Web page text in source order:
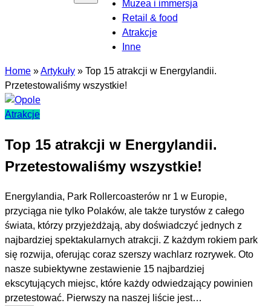
Muzea i immersja
Retail & food
Atrakcje
Inne
Home »Artykuły » Top 15 atrakcji w Energylandii.
Przetestowaliśmy wszystkie!
Atrakcje
Top 15 atrakcji w Energylandii.
Przetestowaliśmy wszystkie!
Energylandia, Park Rollercoasterów nr 1 w Europie,
przyciąga nie tylko Polaków, ale także turystów z całego
świata, którzy przyjeżdżają, aby doświadczyć jednych z
najbardziej spektakularnych atrakcji. Z każdym rokiem park
się rozwija, oferując coraz szerszy wachlarz rozrywek. Oto
nasze subiektywne zestawienie 15 najbardziej
ekscytujących miejsc, które każdy odwiedzający powinien
przetestować. Pierwszy na naszej liście jest…